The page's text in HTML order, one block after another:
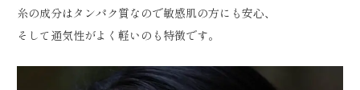
糸の成分はタンパク質なので敏感肌の方にも安心、
そして通気性がよく軽いのも特徴です。